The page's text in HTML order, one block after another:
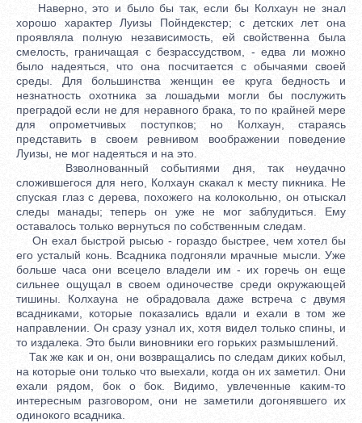
Наверно, это и было бы так, если бы Колхаун не знал
хорошо характер Луизы Пойндекстер; с детских лет она
проявляла полную независимость, ей свойственна была
смелость, граничащая с безрассудством, - едва ли можно
было надеяться, что она посчитается с обычаями своей
среды. Для большинства женщин ее круга бедность и
незнатность охотника за лошадьми могли бы послужить
преградой если не для неравного брака, то по крайней мере
для опрометчивых поступков; но Колхаун, стараясь
представить в своем ревнивом воображении поведение
Луизы, не мог надеяться и на это.
Взволнованный событиями дня, так неудачно
сложившегося для него, Колхаун скакал к месту пикника. Не
спуская глаз с дерева, похожего на колокольню, он отыскал
следы манады; теперь он уже не мог заблудиться. Ему
оставалось только вернуться по собственным следам.
Он ехал быстрой рысью - гораздо быстрее, чем хотел бы
его усталый конь. Всадника подгоняли мрачные мысли. Уже
больше часа они всецело владели им - их горечь он еще
сильнее ощущал в своем одиночестве среди окружающей
тишины. Колхауна не обрадовала даже встреча с двумя
всадниками, которые показались вдали и ехали в том же
направлении. Он сразу узнал их, хотя видел только спины, и
то издалека. Это были виновники его горьких размышлений.
Так же как и он, они возвращались по следам диких кобыл,
на которые они только что выехали, когда он их заметил. Они
ехали рядом, бок о бок. Видимо, увлеченные каким-то
интересным разговором, они не заметили догонявшего их
одинокого всадника.